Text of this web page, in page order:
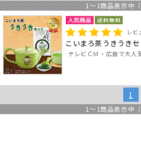
1 ～ 1商品表示中
レビ
こいまろ茶うきうきセ
テレビＣＭ・広告で大人
1
1 ～ 1商品表示中